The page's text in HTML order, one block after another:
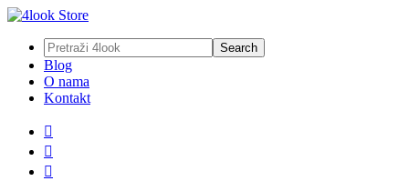
Blog
O nama
Kontakt


